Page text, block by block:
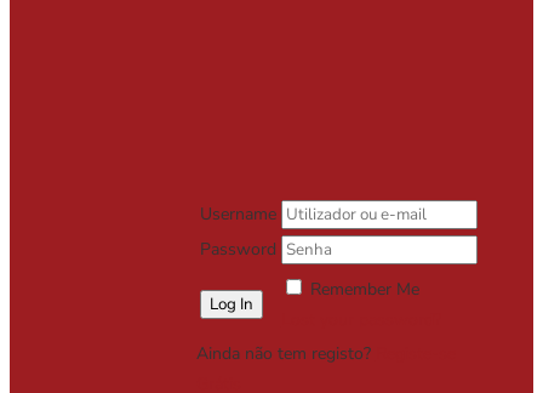
Username
Password
Remember Me
Ainda não tem registo?